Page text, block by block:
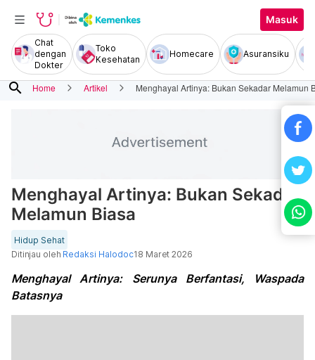
Masuk
Chat
dengan
Dokter
Toko
Kesehatan
Homecare Asuransiku
search Home Artikel Menghayal Artinya: Bukan Sekadar Melamun
Menghayal Artinya: Bukan Sekadar
Melamun Biasa
Hidup Sehat
Ditinjau oleh Redaksi Halodoc18 Maret 2026
Menghayal Artinya: Serunya Berfantasi, Waspada
Batasnya